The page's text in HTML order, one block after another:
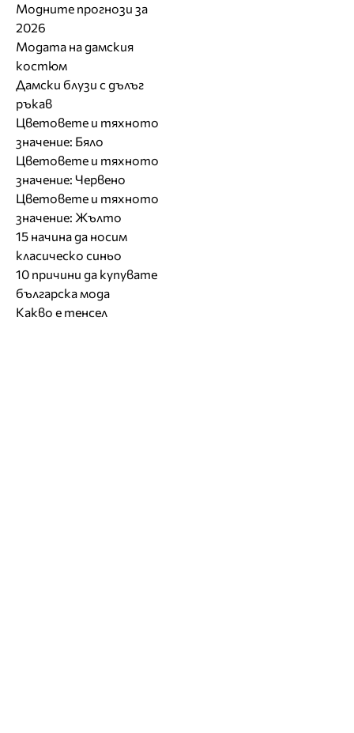
Модните прогнози за
2026
Модата на дамския
костюм
Дамски блузи с дълъг
ръкав
Цветовете и тяхното
значение: Бяло
Цветовете и тяхното
значение: Червено
Цветовете и тяхното
значение: Жълто
15 начина да носим
класическо синьо
10 причини да купувате
българска мода
Какво е тенсел